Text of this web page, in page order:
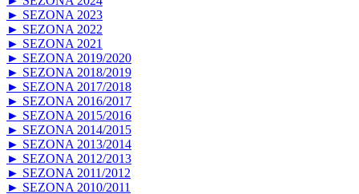
► SEZONA 2023
► SEZONA 2022
► SEZONA 2021
► SEZONA 2019/2020
► SEZONA 2018/2019
► SEZONA 2017/2018
► SEZONA 2016/2017
► SEZONA 2015/2016
► SEZONA 2014/2015
► SEZONA 2013/2014
► SEZONA 2012/2013
► SEZONA 2011/2012
► SEZONA 2010/2011